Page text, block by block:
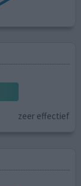
zeer effectief